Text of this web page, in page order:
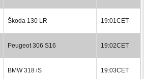
Škoda 130 LR 19:01CET
Peugeot 306 S16 19:02CET
BMW 318 iS 19:03CET